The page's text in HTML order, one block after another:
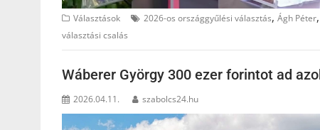
Választások 2026-os országgyűlési választás, Ágh Péter,
választási csalás
Wáberer György 300 ezer forintot ad
2026.04.11. szabolcs24.hu